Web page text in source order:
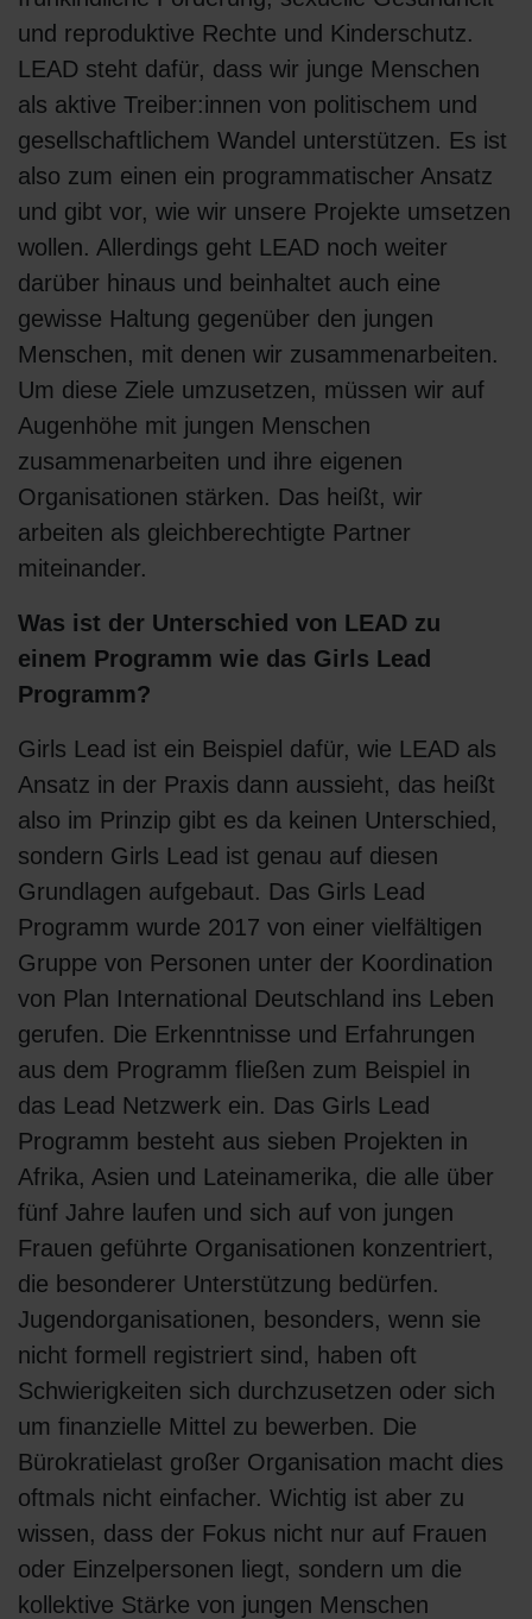
und reproduktive Rechte und Kinderschutz.
LEAD steht dafür, dass wir junge Menschen
als aktive Treiber:innen von politischem und
gesellschaftlichem Wandel unterstützen. Es ist
also zum einen ein programmatischer Ansatz
und gibt vor, wie wir unsere Projekte umsetzen
wollen. Allerdings geht LEAD noch weiter
darüber hinaus und beinhaltet auch eine
gewisse Haltung gegenüber den jungen
Menschen, mit denen wir zusammenarbeiten.
Um diese Ziele umzusetzen, müssen wir auf
Augenhöhe mit jungen Menschen
zusammenarbeiten und ihre eigenen
Organisationen stärken. Das heißt, wir
arbeiten als gleichberechtigte Partner
miteinander.
Was ist der Unterschied von LEAD zu
einem Programm wie das Girls Lead
Programm?
Girls Lead ist ein Beispiel dafür, wie LEAD als
Ansatz in der Praxis dann aussieht, das heißt
also im Prinzip gibt es da keinen Unterschied,
sondern Girls Lead ist genau auf diesen
Grundlagen aufgebaut. Das Girls Lead
Programm wurde 2017 von einer vielfältigen
Gruppe von Personen unter der Koordination
von Plan International Deutschland ins Leben
gerufen. Die Erkenntnisse und Erfahrungen
aus dem Programm fließen zum Beispiel in
das Lead Netzwerk ein. Das Girls Lead
Programm besteht aus sieben Projekten in
Afrika, Asien und Lateinamerika, die alle über
fünf Jahre laufen und sich auf von jungen
Frauen geführte Organisationen konzentriert,
die besonderer Unterstützung bedürfen.
Jugendorganisationen, besonders, wenn sie
nicht formell registriert sind, haben oft
Schwierigkeiten sich durchzusetzen oder sich
um finanzielle Mittel zu bewerben. Die
Bürokratielast großer Organisation macht dies
oftmals nicht einfacher. Wichtig ist aber zu
wissen, dass der Fokus nicht nur auf Frauen
oder Einzelpersonen liegt, sondern um die
kollektive Stärke von jungen Menschen